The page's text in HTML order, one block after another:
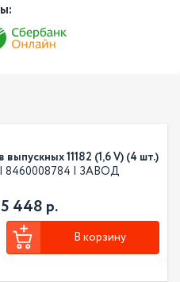
11182 (1,6 V) (4 шт.)
| 8460008784 | ЗАВОД
5 448 р.
В корзину